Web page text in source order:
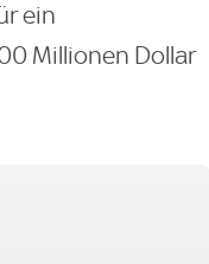
ein
Millionen Dollar